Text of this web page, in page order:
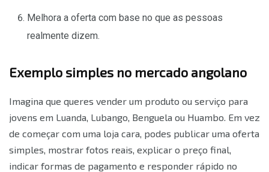
Melhora a oferta com base no que as pessoas
realmente dizem.
Exemplo simples no mercado angolano
Imagina que queres vender um produto ou serviço para
jovens em Luanda, Lubango, Benguela ou Huambo. Em vez
de começar com uma loja cara, podes publicar uma oferta
simples, mostrar fotos reais, explicar o preço final,
indicar formas de pagamento e responder rápido no